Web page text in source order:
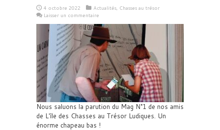
4 octobre 2022 Actualités, Chasses au trésor
Laisser un commentaire
Nous saluons la parution du Mag N°1 de nos amis
de L'île des Chasses au Trésor Ludiques. Un
énorme chapeau bas !